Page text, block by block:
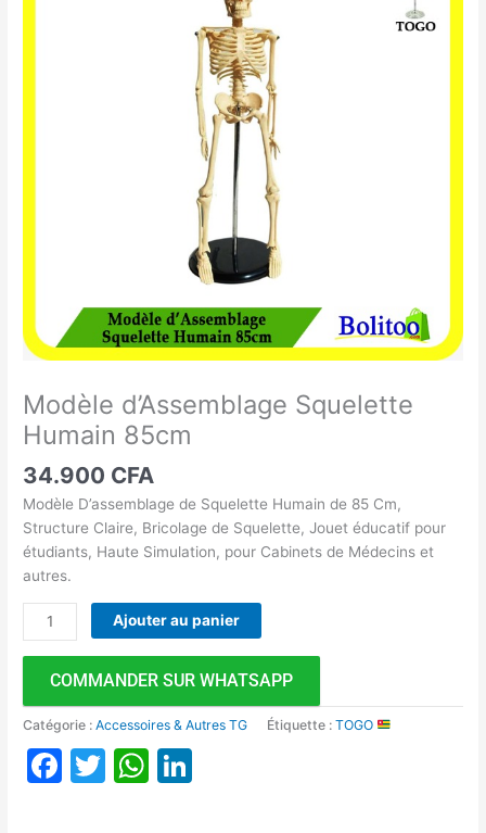
Modèle d’Assemblage Squelette
Humain 85cm
34.900 CFA
Modèle D’assemblage de Squelette Humain de 85 Cm,
Structure Claire, Bricolage de Squelette, Jouet éducatif pour
étudiants, Haute Simulation, pour Cabinets de Médecins et
autres.
Ajouter au panier
COMMANDER SUR WHATSAPP
Catégorie :Accessoires & Autres TG Étiquette :TOGO
Facebook
TwitterWhatsApp